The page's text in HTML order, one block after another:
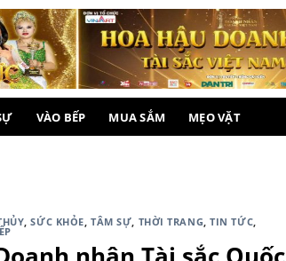
VÀO BẾP MUA SẮM MẸO VẶT
,SỨC KHỎE,TÂM SỰ, THỜI TRANG,TIN TỨC,